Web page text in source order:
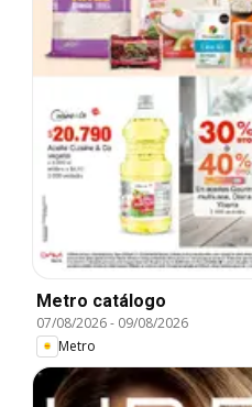
Metro catálogo
07/08/2026- 09/08/2026
Metro